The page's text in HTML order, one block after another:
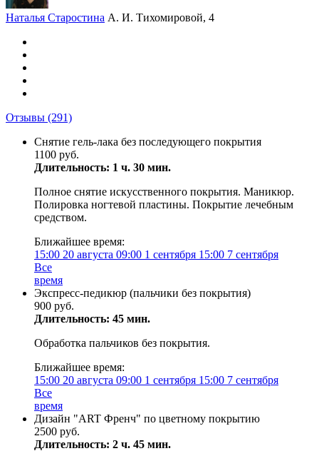
Наталья Старостина А. И. Тихомировой, 4
Отзывы (291)
Снятие гель-лака без последующего покрытия
1100 руб.
Длительность: 1 ч. 30 мин.
Полное снятие искусственного покрытия. Маникюр.
Полировка ногтевой пластины. Покрытие лечебным
средством.
Ближайшее время:
15:00 20 августа 09:00 1 сентября 15:00 7 сентября
Все
время
Экспресс-педикюр (пальчики без покрытия)
900 руб.
Длительность: 45 мин.
Обработка пальчиков без покрытия.
Ближайшее время:
15:00 20 августа 09:00 1 сентября 15:00 7 сентября
Все
время
Дизайн "ART Френч" по цветному покрытию
2500 руб.
Длительность: 2 ч. 45 мин.